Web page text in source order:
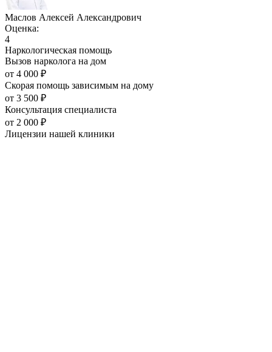
Маслов Алексей Александрович
Оценка:
4
Наркологическая помощь
Вызов нарколога на дом
от 4 000 ₽
Скорая помощь зависимым на дому
от 3 500 ₽
Консультация специалиста
от 2 000 ₽
Лицензии нашей клиники